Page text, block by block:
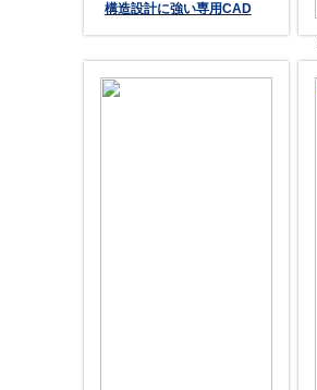
構造設計に強い専用CAD